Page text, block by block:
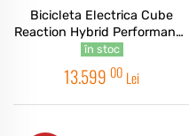
Bicicleta Electrica Cube
Reaction Hybrid Performance
600 Easy Entry Electricblue
Dazzle 2026
în stoc
13.599 00 Lei